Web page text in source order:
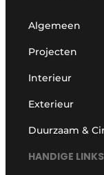
Algemeen
Projecten
Interieur
Exterieur
Duurzaam &
HANDIGE LINKS